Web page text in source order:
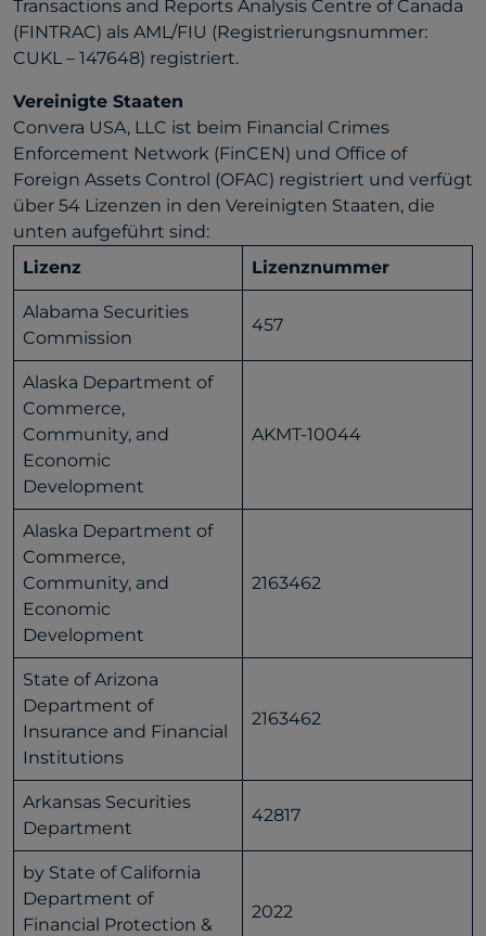
Transactions and Reports Analysis Centre of Canada
(FINTRAC) als AML/FIU (Registrierungsnummer:
CUKL – 147648) registriert.
Vereinigte Staaten
Convera USA, LLC ist beim Financial Crimes
Enforcement Network (FinCEN) und Office of
Foreign Assets Control (OFAC) registriert und verfügt
über 54 Lizenzen in den Vereinigten Staaten, die
unten aufgeführt sind:
Lizenz
Lizenznummer
Alabama Securities
Commission
457
Alaska Department of
Commerce,
Community, and
Economic
Development
AKMT-10044
Alaska Department of
Commerce,
Community, and
Economic
Development
2163462
State of Arizona
Department of
Insurance and Financial
Institutions
2163462
Arkansas Securities
Department
42817
by State of California
Department of
Financial Protection &
2022